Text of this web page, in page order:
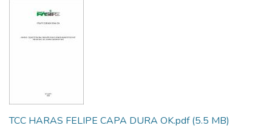
TCC HARAS FELIPE CAPA DURA OK.pdf(5.5 MB)